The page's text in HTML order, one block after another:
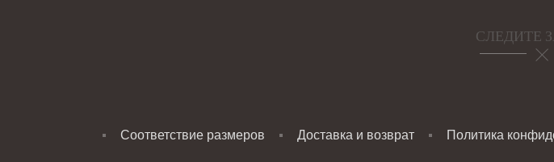
СЛЕДИТЕ
Соответствие размеров Доставка и возврат Политика